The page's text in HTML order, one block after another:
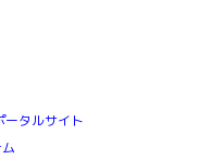
タルサイト